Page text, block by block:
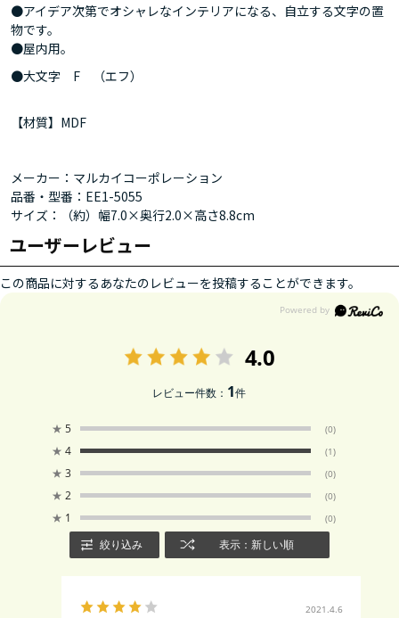
●アイデア次第でオシャレなインテリアになる、自立する文字の置
物です。
●屋内用。
●大文字 F （エフ）
【材質】MDF
メーカー：マルカイコーポレーション
品番・型番：EE1-5055
サイズ：（約）幅7.0×奥行2.0×高さ8.8cm
ユーザーレビュー
この商品に対するあなたのレビューを投稿することができます。
4.0
レビュー件数： 1件
★ 5 (0)
★ 4 (1)
★ 3 (0)
★ 2 (0)
★ 1 (0)
絞り込み 表示：新しい順
2021.4.6